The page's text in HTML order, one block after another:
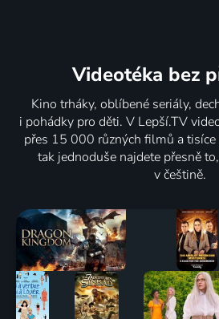
Videotéka bez
Kino trháky, oblíbené seriály,
i pohádky pro děti. V Lepší.TV
přes 15 000 různých filmů a
tak jednoduše najdete přesně
v češtině.